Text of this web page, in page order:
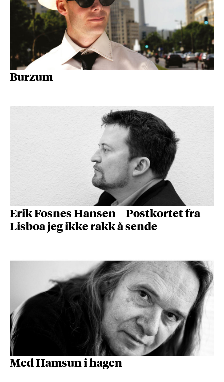
Burzum
Erik Fosnes Hansen – Postkortet fra
Lisboa jeg ikke rakk å sende
Med Hamsun i hagen